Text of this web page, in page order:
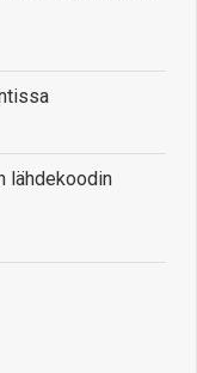
lähdekoodin